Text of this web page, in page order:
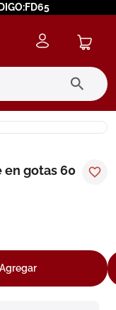
gotas 60
Agregar